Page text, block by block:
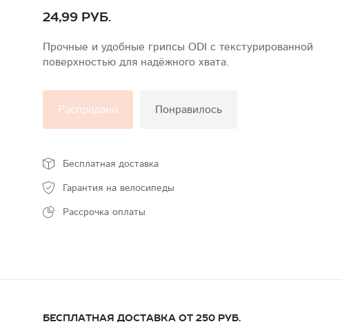
24,99 руб.
Прочные и удобные грипсы ODI с текстурированной
поверхностью для надёжного хвата.
Распродано Понравилось
Бесплатная доставка
Гарантия на велосипеды
Рассрочка оплаты
Бесплатная доставка от 250 руб.